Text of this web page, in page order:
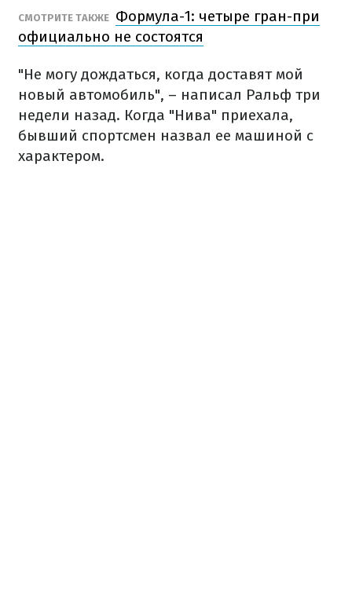
СМОТРИТЕ ТАКЖЕ Формула-1: четыре гран-при
официально не состоятся
"Не могу дождаться, когда доставят мой
новый автомобиль", – написал Ральф три
недели назад. Когда "Нива" приехала,
бывший спортсмен назвал ее машиной с
характером.